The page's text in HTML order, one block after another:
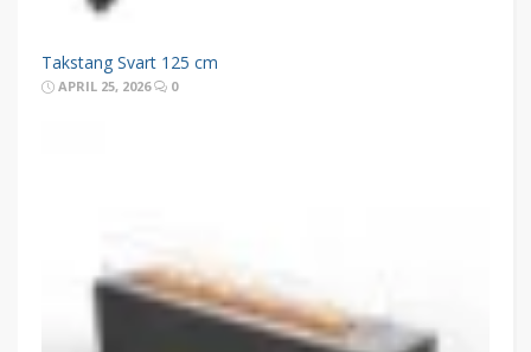
Takstang Svart 125 cm
APRIL 25, 2026 0